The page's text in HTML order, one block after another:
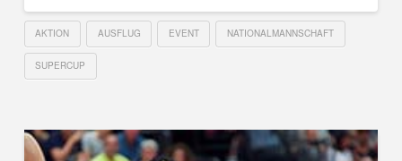
AKTION AUSFLUG EVENT NATIONALMANNSCHAFT
SUPERCUP